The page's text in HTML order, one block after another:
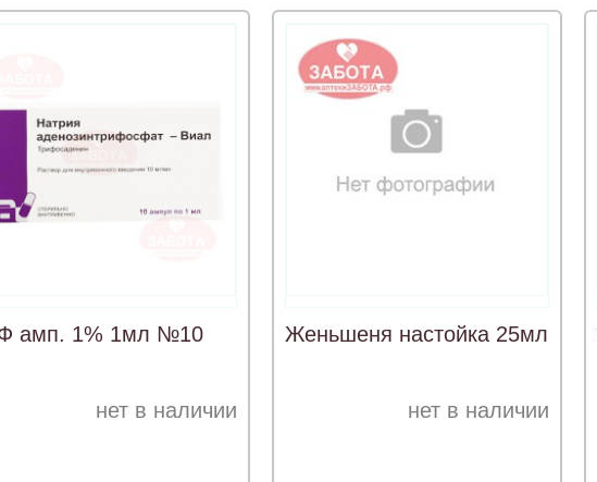
амп. 1% 1мл №10
нет в наличии
Женьшеня настойка 25мл
нет в наличии